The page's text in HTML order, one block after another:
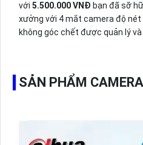
với 5.500.000 VNĐ bạn đã sỡ
xưởng với 4 mắt camera độ nét
không góc chết được quản lý
SẢN PHẨM